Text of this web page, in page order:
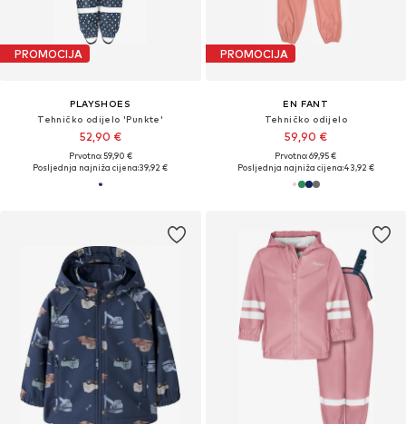
PROMOCIJA
PLAYSHOES
Tehničko odijelo 'Punkte'
52,90 €
Prvotno: 59,90 €
Posljednja najniža cijena:39,92 €
PROMOCIJA
EN FANT
Tehničko odijelo
59,90 €
Prvotno: 69,95 €
Posljednja najniža cijena:43,92 €